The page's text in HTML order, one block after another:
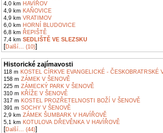
4,0 km HAVÍŘOV
4,9 km KAŇOVICE
4,9 km VRATIMOV
6,0 km HORNÍ BLUDOVICE
6,8 km ŘEPIŠTĚ
7,4 km SEDLIŠTĚ VE SLEZSKU
[Další... (10)]
Historické zajímavosti
118 m KOSTEL CÍRKVE EVANGELICKÉ - ČESKOBRATRSKÉ
158 m ZÁMEK V ŠENOVĚ
225 m ZÁMECKÝ PARK V ŠENOVĚ
310 m KŘÍŽE V ŠENOVĚ
317 m KOSTEL PROZŘETELNOSTI BOŽÍ V ŠENOVĚ
391 m SOCHY V ŠENOVĚ
2,9 km ZÁMEK ŠUMBARK V HAVÍŘOVĚ
5,1 km KOTULOVA DŘEVĚNKA V HAVÍŘOVĚ
[Další... (44)]